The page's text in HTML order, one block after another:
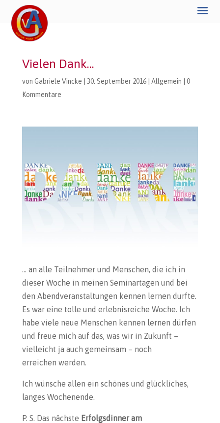
Vielen Dank…
von Gabriele Vincke 30. September 2016| Allgemein
0
Kommentare
… an alle Teilnehmer und Menschen, die ich in
dieser Woche in meinen Seminartagen und bei
den Abendveranstaltungen kennen lernen durfte.
Es war eine tolle und erlebnisreiche Woche. Ich
habe viele neue Menschen kennen lernen dürfen
und freue mich auf das, was wir in Zukunft –
vielleicht ja auch gemeinsam – noch
erreichen werden.
Ich wünsche allen ein schönes und glückliches,
langes Wochenende.
P. S. Das nächste Erfolgsdinner am